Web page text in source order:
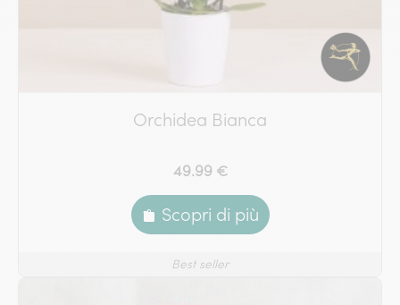
Orchidea Bianca
49.99 €
Scopri di più
Best seller